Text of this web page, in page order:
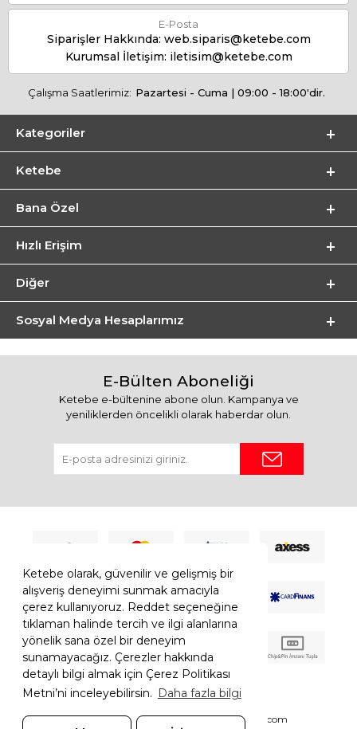
Ketebe olarak, güvenilir ve gelişmiş bir
alışveriş deneyimi sunmak amacıyla
çerez kullanıyoruz. Reddet seçeneğine
tıklaman halinde tercih ve ilgi alanlarına
yönelik sana özel bir deneyim
sunamayacağız. Çerezler hakkında
detaylı bilgi almak için Çerez Politikası
Metni’ni inceleyebilirsin. Daha fazla bilgi
E-Posta
Siparişler Hakkında: web.siparis@ketebe.com
Kurumsal İletişim: iletisim@ketebe.com
Çalışma Saatlerimiz: Pazartesi - Cuma | 09:00 - 18:00'dir.
Kategoriler
Ketebe
Bana Özel
Hızlı Erişim
Diğer
Sosyal Medya Hesaplarımız
E-Bülten Aboneliği
Ketebe e-bültenine abone olun. Kampanya ve
yeniliklerden öncelikli olarak haberdar olun.
© 2026 Ketebe Tüm Hakkı Saklıdır. Ketebe.com